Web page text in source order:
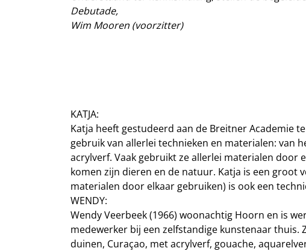
Debutade,
Wim Mooren (voorzitter)
KATJA:
Katja heeft gestudeerd aan de Breitner Academie
gebruik van allerlei technieken en materialen: van
acrylverf. Vaak gebruikt ze allerlei materialen door
komen zijn dieren en de natuur. Katja is een
materialen door elkaar gebruiken) is ook een
WENDY:
Wendy Veerbeek (1966) woonachtig Hoorn en is
medewerker bij een zelfstandige kunstenaar thuis.
duinen, Curaçao, met acrylverf, gouache,